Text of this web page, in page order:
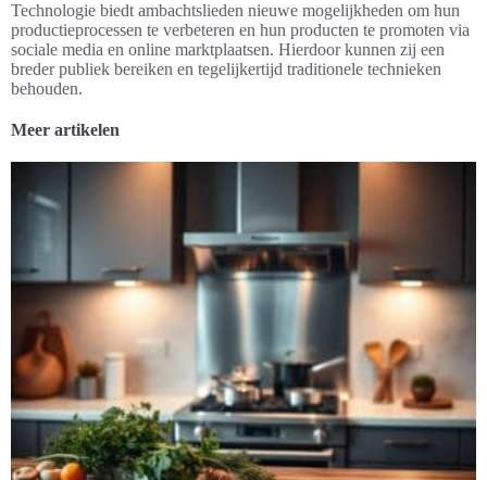
Technologie biedt ambachtslieden nieuwe mogelijkheden om hun
productieprocessen te verbeteren en hun producten te promoten via
sociale media en online marktplaatsen. Hierdoor kunnen zij een
breder publiek bereiken en tegelijkertijd traditionele technieken
behouden.
Meer artikelen